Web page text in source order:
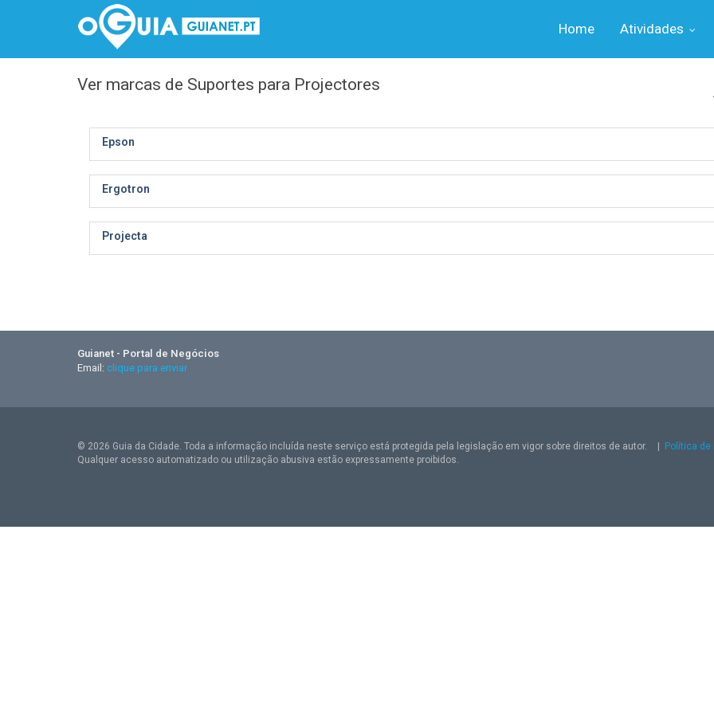
Home Atividades
Ver marcas de Suportes para Projectores
Epson
Ergotron
Projecta
Guianet - Portal de Negócios
Email: clique para enviar
© 2026 Guia da Cidade. Toda a informação incluída neste serviço está protegida pela legislação em vigor sobre direitos de autor.
Política de
Qualquer acesso automatizado ou utilização abusiva estão expressamente proibidos.